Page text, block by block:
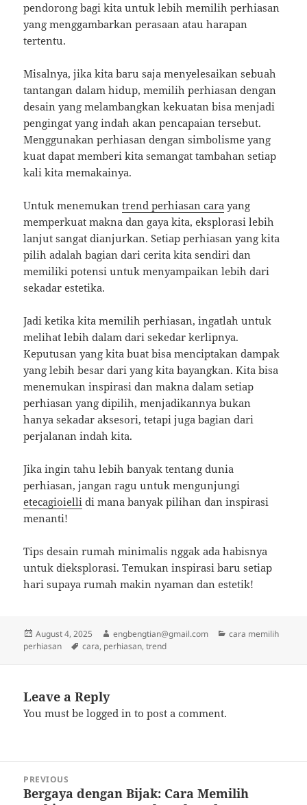
pendorong bagi kita untuk lebih memilih perhiasan
yang menggambarkan perasaan atau harapan
tertentu.
Misalnya, jika kita baru saja menyelesaikan sebuah
tantangan dalam hidup, memilih perhiasan dengan
desain yang melambangkan kekuatan bisa menjadi
pengingat yang indah akan pencapaian tersebut.
Menggunakan perhiasan dengan simbolisme yang
kuat dapat memberi kita semangat tambahan setiap
kali kita memakainya.
Untuk menemukantrend perhiasan cara yang
memperkuat makna dan gaya kita, eksplorasi lebih
lanjut sangat dianjurkan. Setiap perhiasan yang kita
pilih adalah bagian dari cerita kita sendiri dan
memiliki potensi untuk menyampaikan lebih dari
sekadar estetika.
Jadi ketika kita memilih perhiasan, ingatlah untuk
melihat lebih dalam dari sekedar kerlipnya.
Keputusan yang kita buat bisa menciptakan dampak
yang lebih besar dari yang kita bayangkan. Kita bisa
menemukan inspirasi dan makna dalam setiap
perhiasan yang dipilih, menjadikannya bukan
hanya sekadar aksesori, tetapi juga bagian dari
perjalanan indah kita.
Jika ingin tahu lebih banyak tentang dunia
perhiasan, jangan ragu untuk mengunjungi
etecagioielli di mana banyak pilihan dan inspirasi
menanti!
Tips desain rumah minimalis nggak ada habisnya
untuk dieksplorasi. Temukan inspirasi baru setiap
hari supaya rumah makin nyaman dan estetik!
Posted
on
August 4, 2025 Author
engbengtian@gmail.com Categories
cara memilih
perhiasan
Tags
cara, perhiasan,trend
Leave a Reply
You must belogged in to post a comment.
navigation
PREVIOUS
Previous
Bergaya dengan Bijak: Cara Memilih